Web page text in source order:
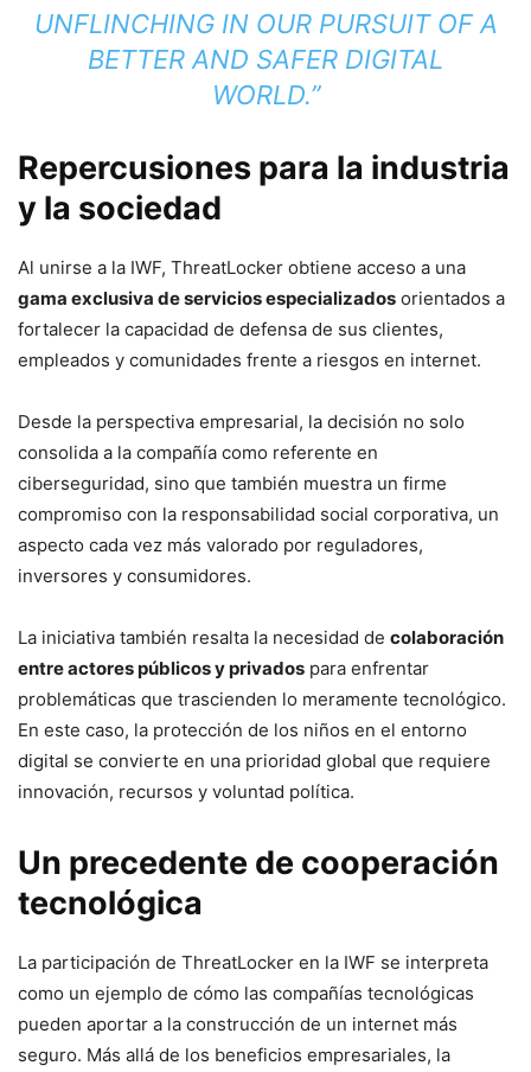
UNFLINCHING IN OUR PURSUIT OF A
BETTER AND SAFER DIGITAL
WORLD.”
Repercusiones para la industria
y la sociedad
Al unirse a la IWF, ThreatLocker obtiene acceso a una
gama exclusiva de servicios especializados orientados a
fortalecer la capacidad de defensa de sus clientes,
empleados y comunidades frente a riesgos en internet.
Desde la perspectiva empresarial, la decisión no solo
consolida a la compañía como referente en
ciberseguridad, sino que también muestra un firme
compromiso con la responsabilidad social corporativa, un
aspecto cada vez más valorado por reguladores,
inversores y consumidores.
La iniciativa también resalta la necesidad de colaboración
entre actores públicos y privados para enfrentar
problemáticas que trascienden lo meramente tecnológico.
En este caso, la protección de los niños en el entorno
digital se convierte en una prioridad global que requiere
innovación, recursos y voluntad política.
Un precedente de cooperación
tecnológica
La participación de ThreatLocker en la IWF se interpreta
como un ejemplo de cómo las compañías tecnológicas
pueden aportar a la construcción de un internet más
seguro. Más allá de los beneficios empresariales, la